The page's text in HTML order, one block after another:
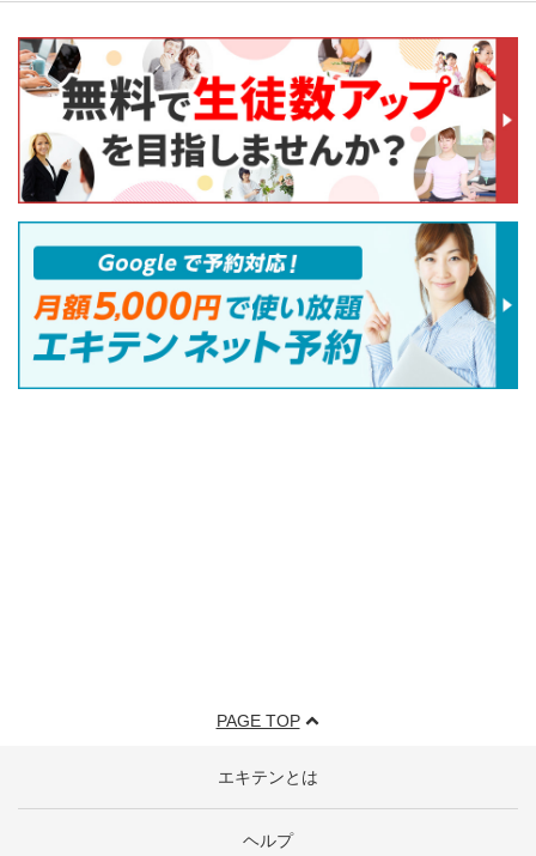
PAGE TOP
エキテンとは
ヘルプ